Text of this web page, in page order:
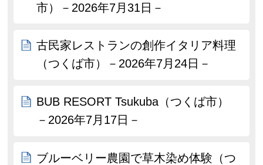
市）－2026年7月31日－
古民家レストランの創作イタリア料理
（つくば市）－2026年7月24日－
BUB RESORT Tsukuba（つくば市）
－2026年7月17日－
ブルーベリー農園で草木染め体験（つ